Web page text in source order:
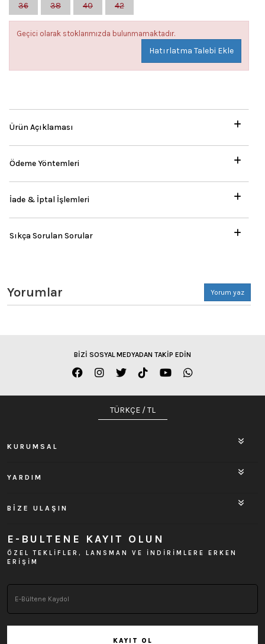
36
38 40 42
Geçici olarak stoklarımızda bulunmamaktadır.
Hatırlatma Talebi Ekle
Ürün Açıklaması
Ödeme Yöntemleri
İade & İptal İşlemleri
Sıkça Sorulan Sorular
Yorumlar Yorum yaz
BİZİ SOSYAL MEDYADAN TAKİP EDİN
TÜRKÇE / TL
KURUMSAL
YARDIM
BİZE ULAŞIN
E-BULTENE KAYIT OLUN
ÖZEL TEKLİFLER, LANSMAN VE İNDİRİMLERE ERKEN
ERİŞİM
KAYIT OL